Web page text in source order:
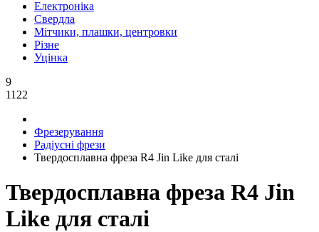
Електроніка
Свердла
Мітчики, плашки, центровки
Різне
Уцінка
9
1122
Фрезерування
Радіусні фрези
Твердосплавна фреза R4 Jin Like для сталі
Твердосплавна фреза R4 Jin
Like для сталі